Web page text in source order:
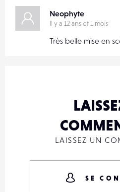
Neophyte
Il y a 12 ans et 1 mois
Très belle mise en
LAISSEZ UN
SE